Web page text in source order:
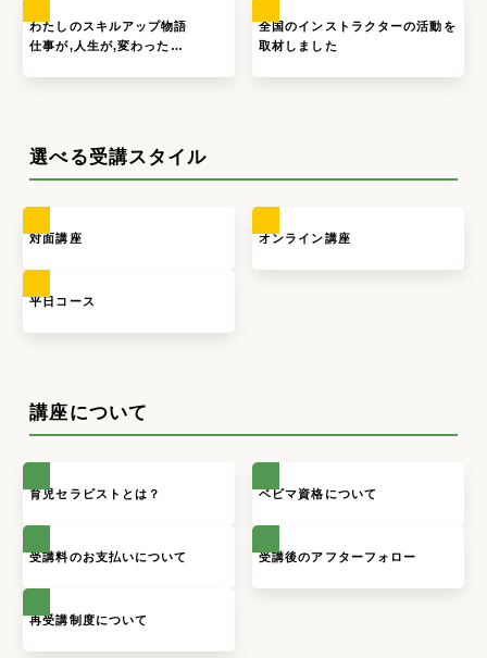
わたしのスキルアップ物語
仕事が,人生が,変わった…
全国のインストラクターの活動を
取材しました
選べる受講スタイル
対面講座 オンライン講座
平日コース
講座について
育児セラピストとは？ ベビマ資格について
受講料のお支払いについて 受講後のアフターフォロー
再受講制度について